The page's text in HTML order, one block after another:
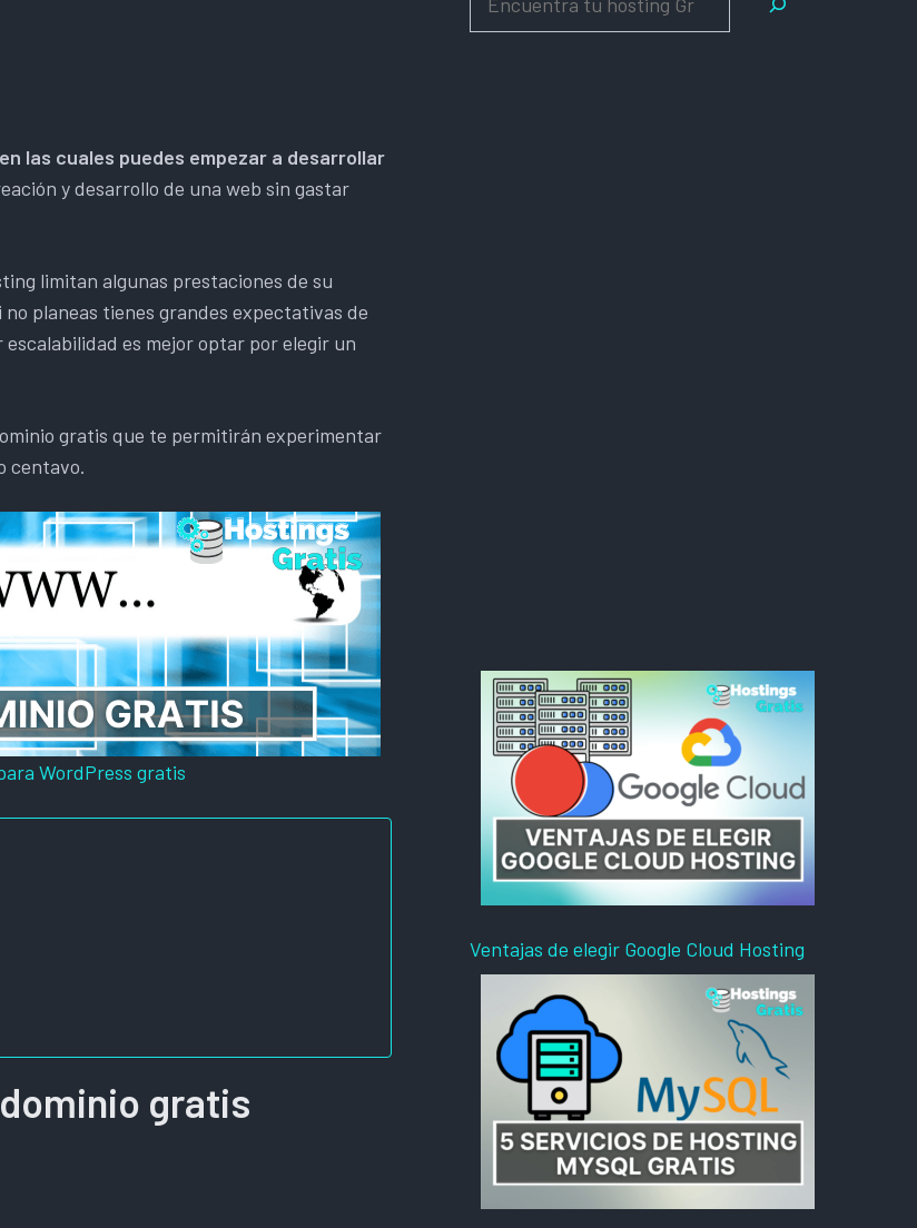
las cuales puedes empezar a desarrollar
y desarrollo de una web sin gastar
limitan algunas prestaciones de su
planeas tienes grandes expectativas de
es mejor optar por elegir un
gratis que te permitirán experimentar
centavo.
WordPress gratis
gratis
Ventajas de elegir Google Cloud Hosting